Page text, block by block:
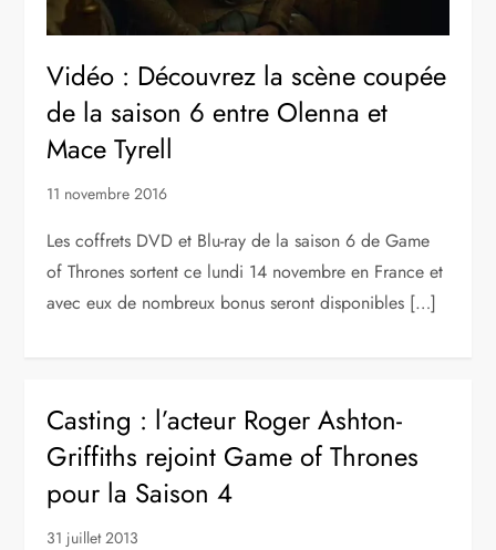
Vidéo : Découvrez la scène coupée
de la saison 6 entre Olenna et
Mace Tyrell
11 novembre 2016
Les coffrets DVD et Blu-ray de la saison 6 de Game
of Thrones sortent ce lundi 14 novembre en France et
avec eux de nombreux bonus seront disponibles […]
Casting : l’acteur Roger Ashton-
Griffiths rejoint Game of Thrones
pour la Saison 4
31 juillet 2013